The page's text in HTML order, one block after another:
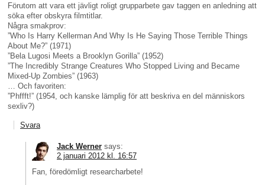
Förutom att vara ett jävligt roligt grupparbete gav taggen en anledning att
söka efter obskyra filmtitlar.
Några smakprov:
”Who Is Harry Kellerman And Why Is He Saying Those Terrible Things
About Me?” (1971)
”Bela Lugosi Meets a Brooklyn Gorilla” (1952)
”The Incredibly Strange Creatures Who Stopped Living and Became
Mixed-Up Zombies” (1963)
… Och favoriten:
”Phffft!” (1954, och kanske lämplig för att beskriva en del människors
sexliv?)
Svara
Jack Werner says:
2 januari 2012 kl. 16:57
Fan, föredömligt researcharbete!